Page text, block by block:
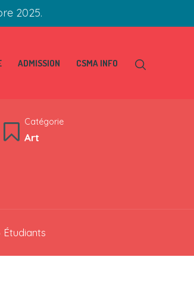
2025.
ADMISSION CSMA INFO
Catégorie
Art
Étudiants